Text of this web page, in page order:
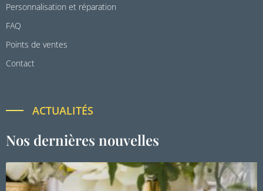
Personnalisation et réparation
FAQ
Points de ventes
Contact
ACTUALITÉS
Nos dernières nouvelles